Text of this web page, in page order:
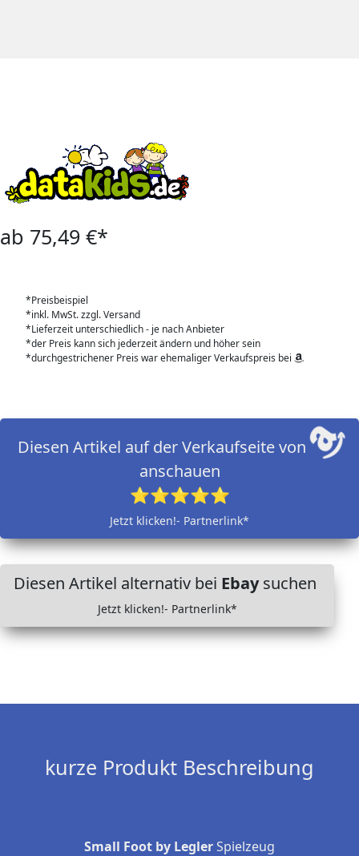
ab 75,49 €*
*Preisbeispiel
*inkl. MwSt. zzgl. Versand
*Lieferzeit unterschiedlich - je nach Anbieter
*der Preis kann sich jederzeit ändern und höher sein
*durchgestrichener Preis war ehemaliger Verkaufspreis bei
Diesen Artikel auf der Verkaufseite von
anschauen
⭐⭐⭐⭐⭐
Jetzt klicken!- Partnerlink*
Diesen Artikel alternativ bei Ebaysuchen
Jetzt klicken!- Partnerlink*
kurze Produkt Beschreibung
Small Foot by LeglerSpielzeug